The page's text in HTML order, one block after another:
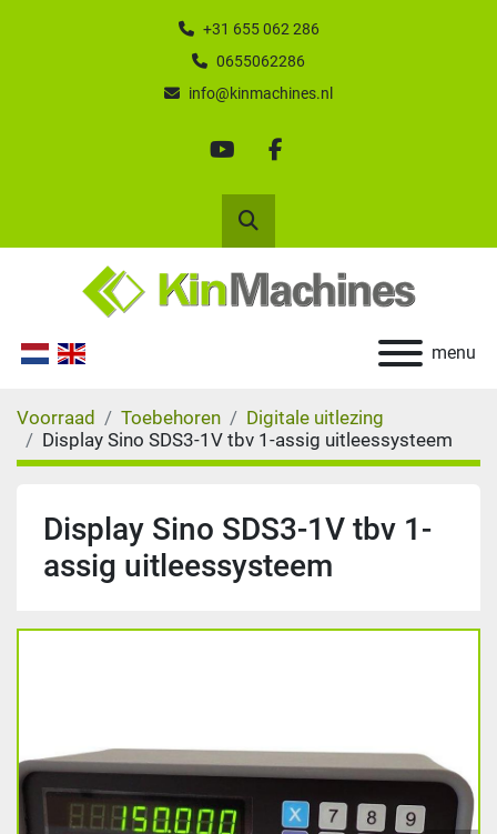
+31 655 062 286
0655062286
info@kinmachines.nl
youtubefacebook
Zoek
menu
Voorraad Toebehoren
Digitale uitlezing
Display Sino SDS3-1V tbv 1-assig uitleessysteem
Display Sino SDS3-1V tbv 1-
assig uitleessysteem